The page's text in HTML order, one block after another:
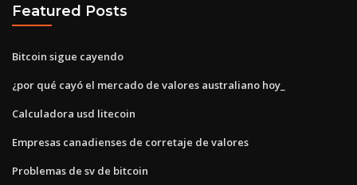
Featured Posts
Bitcoin sigue cayendo
¿por qué cayó el mercado de valores australiano hoy_
Calculadora usd litecoin
Empresas canadienses de corretaje de valores
Problemas de sv de bitcoin